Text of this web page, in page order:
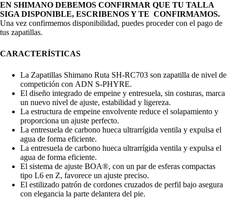
EN SHIMANO DEBEMOS CONFIRMAR QUE TU TALLA
SIGA DISPONIBLE, ESCRIBENOS Y TE CONFIRMAMOS.
Una vez confirmemos disponibilidad, puedes proceder con el pago de
tus zapatillas.
CARACTERÍSTICAS
La Zapatillas Shimano Ruta SH-RC703 son zapatilla de nivel de
competición con ADN S-PHYRE.
El diseño integrado de empeine y entresuela, sin costuras, marca
un nuevo nivel de ajuste, estabilidad y ligereza.
La estructura de empeine envolvente reduce el solapamiento y
proporciona un ajuste perfecto.
La entresuela de carbono hueca ultrarrígida ventila y expulsa el
agua de forma eficiente.
La entresuela de carbono hueca ultrarrígida ventila y expulsa el
agua de forma eficiente.
El sistema de ajuste BOA®, con un par de esferas compactas
tipo L6 en Z, favorece un ajuste preciso.
El estilizado patrón de cordones cruzados de perfil bajo asegura
con elegancia la parte delantera del pie.